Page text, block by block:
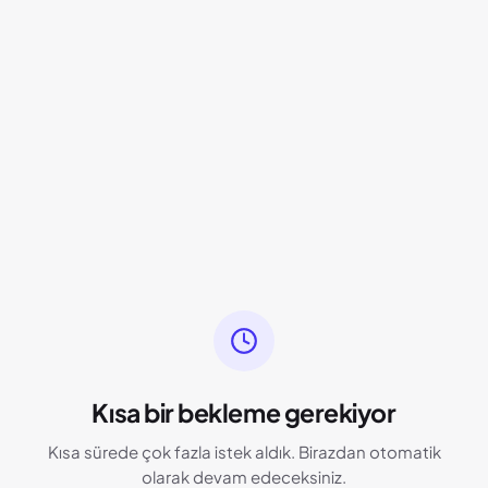
Kısa bir bekleme gerekiyor
Kısa sürede çok fazla istek aldık. Birazdan otomatik
olarak devam edeceksiniz.